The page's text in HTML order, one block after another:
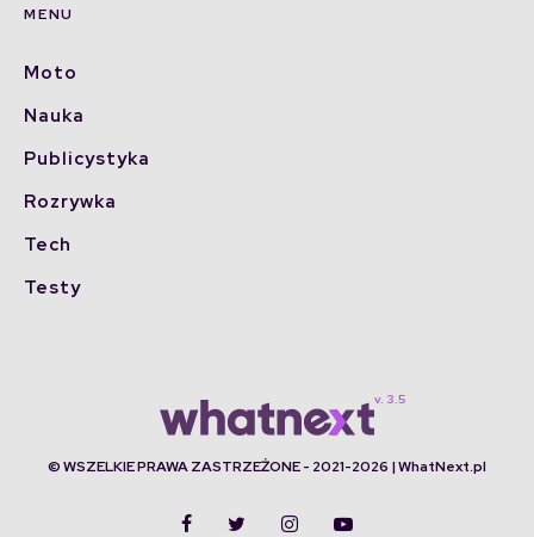
MENU
Moto
Nauka
Publicystyka
Rozrywka
Tech
Testy
© WSZELKIE PRAWA ZASTRZEŻONE - 2021-2026 | WhatNext.pl